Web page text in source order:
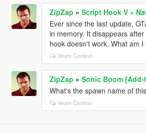
ZipZap » Script Hook V +
Ever since the last update,
in memory. It disappears
hook doesn't work. What am
Veure Context
ZipZap » Sonic Boom [Add-
What's the spawn name of
Veure Context